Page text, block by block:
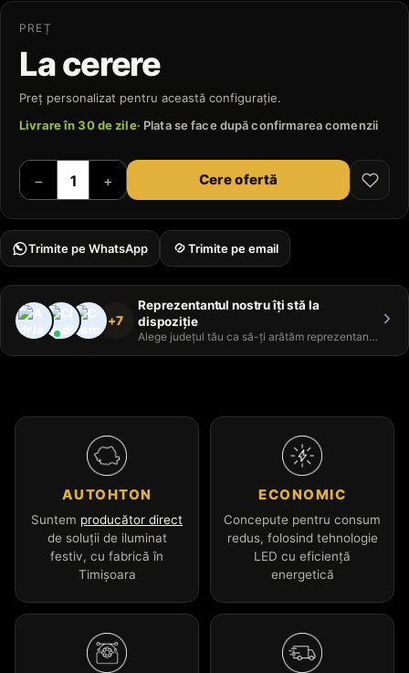
PREȚ
La cerere
Preț personalizat pentru această configurație.
Livrare în 30 de zile· Plata se face după confirmarea comenzii
− + Cere ofertă
Trimite pe WhatsApp Trimite pe email
+7
Reprezentantul nostru îți stă la
dispoziție
Alege județul tău ca să-ți arătăm reprezentantul
AUTOHTON
Suntem producător direct
de soluții de iluminat
festiv, cu fabrică în
Timișoara
ECONOMIC
Concepute pentru consum
redus, folosind tehnologie
LED cu eficiență
energetică